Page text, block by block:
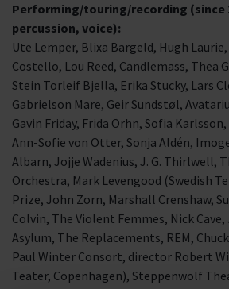
Performing/touring/recording (since
percussion, voice):
Ute Lemper, Blixa Bargeld, Hugh
Costello, Lou Reed, Candlemass, Thea
Stein Torleif Bjella, Erika Stucky, Lars
Gabrielson Mare, Geir Sundstøl,
Gavin Friday, Frida Örhn, Sofia
Ann-Sofie von Otter, Sonja Aldén,
Albarn, Jojje Wadenius, J. G. Thirlwell,
Orchestra, Mark Levengood (Swedish
Prize, John Zorn, Marshall Crenshaw,
Colvin, The Violent Femmes, Nick Cave,
Asylum, The Replacements, REM,
Paul Winter Consort, director Robert
Teater, Copenhagen), Steppenwolf